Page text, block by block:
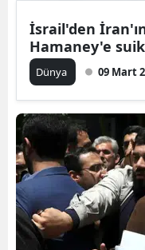
İsrail'den
Hamaney'e
Dünya 09 Mart